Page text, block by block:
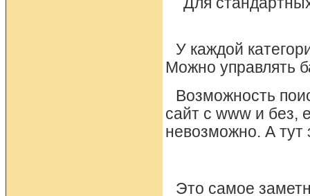
У каждой
Можно управлять
Возможность
сайт с www и без,
невозможно. А тут
Это самое